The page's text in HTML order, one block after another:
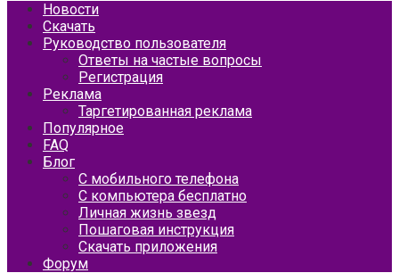
Новости
Скачать
Руководство пользователя
Ответы на частые вопросы
Регистрация
Реклама
Таргетированная реклама
Популярное
FAQ
Блог
С мобильного телефона
С компьютера бесплатно
Личная жизнь звезд
Пошаговая инструкция
Скачать приложения
Форум